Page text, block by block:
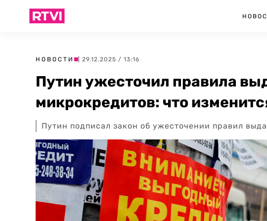
НОВОСТИ | 29.12.2025 / 13:16
Путин ужесточил правила
микрокредитов: что
Путин подписал закон об ужесточении правил